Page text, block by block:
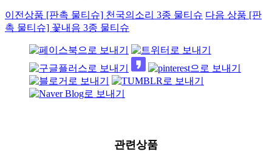
이전상품 [판촉 물티슈] 천국의소리 3종 물티슈 다음 상품 [판
촉 물티슈] 꽃내음 3종 물티슈
관련상품